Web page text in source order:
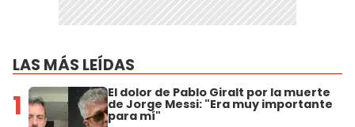
LAS MÁS LEÍDAS
1 El dolor de Pablo Giralt por la muerte
de Jorge Messi: "Era muy importante
para mí"